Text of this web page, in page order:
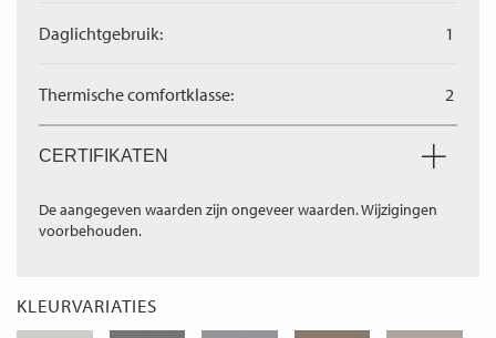
Daglichtgebruik: 1
Thermische comfortklasse: 2
CERTIFIKATEN
De aangegeven waarden zijn ongeveer waarden. Wijzigingen
voorbehouden.
KLEURVARIATIES